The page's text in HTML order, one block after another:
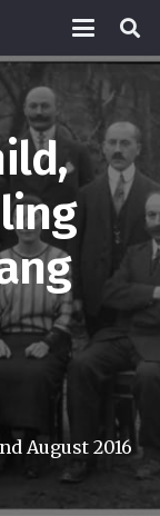
August 2016